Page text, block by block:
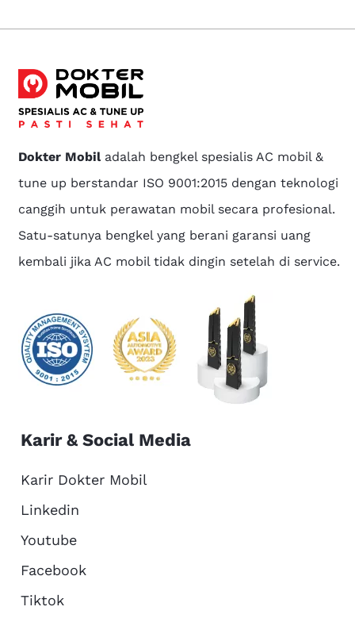
Dokter Mobiladalah bengkel spesialis AC mobil &
tune up berstandar ISO 9001:2015 dengan teknologi
canggih untuk perawatan mobil secara profesional.
Satu-satunya bengkel yang berani garansi uang
kembali jika AC mobil tidak dingin setelah di service.
Karir & Social Media
Karir Dokter Mobil
Linkedin
Youtube
Facebook
Tiktok